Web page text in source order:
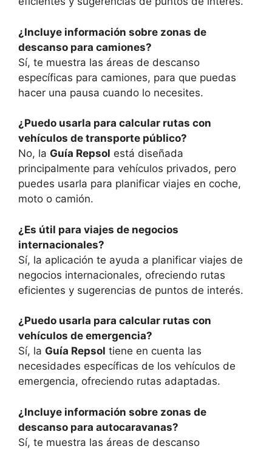
¿Incluye información sobre zonas de
descanso para camiones?
Sí, te muestra las áreas de descanso
específicas para camiones, para que puedas
hacer una pausa cuando lo necesites.
¿Puedo usarla para calcular rutas con
vehículos de transporte público?
No, la Guía Repsol está diseñada
principalmente para vehículos privados, pero
puedes usarla para planificar viajes en coche,
moto o camión.
¿Es útil para viajes de negocios
internacionales?
Sí, la aplicación te ayuda a planificar viajes de
negocios internacionales, ofreciendo rutas
eficientes y sugerencias de puntos de interés.
¿Puedo usarla para calcular rutas con
vehículos de emergencia?
Sí, la Guía Repsol tiene en cuenta las
necesidades específicas de los vehículos de
emergencia, ofreciendo rutas adaptadas.
¿Incluye información sobre zonas de
descanso para autocaravanas?
Sí, te muestra las áreas de descanso